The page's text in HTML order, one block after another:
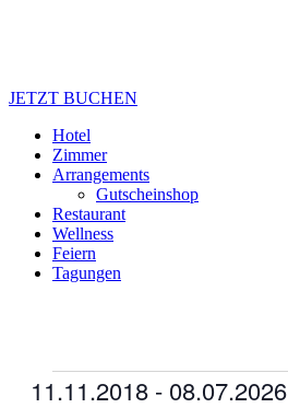
JETZT BUCHEN
Hotel
Zimmer
Arrangements
Gutscheinshop
Restaurant
Wellness
Feiern
Tagungen
Veranstaltungen
11.11.2018 - 08.07.2026